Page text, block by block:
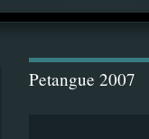
Petangue 2007